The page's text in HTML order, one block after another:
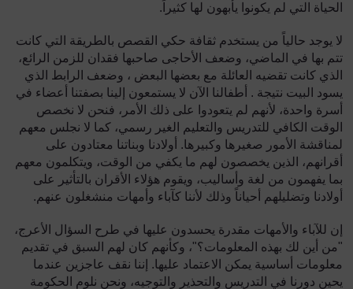
الحياة التي لم يكونوا يأبهون لها كثيراً.
لا يوجد حالياً من يستخدم ثقافة حكي القصص بالطريقة التي كانت
تتم بها في الماضي، وضعف الأحاجى صاحبها فقدان للزمن الرائع،
الذي كانت تقضيه العائلة مع بعضها البعض ، وضعف الرابط الذي
يسود البيت نتيجة . أطفالنا الآن لا يستمعون إلينا بصفتنا أعضاء في
أسرة واحدة، لأنهم لم يتعودوا على ذلك الأمر، فنحن لا نخصص
الوقت الكافي للتدريس والتعليم الغير رسمي، كما لا نجلس معهم
لمناقشة الأمور صغيرها وكبيرها. أولادنا وبناتنا معتادون على
أقرانهم، الذين يخصصون لهم ما يكفي من الوقت، ويتكلمون معهم
بما يفهمون من لغة وأساليب، ويقوم هؤلاء الأقران بالتأثير على
أولادنا وتضليلهم أحياناً وذلك لأننا كآباء وأمهات منشغلون عنهم.
إن للآباء والأمهات مقدرة يحسدون عليها في طرح السؤال الأعرج،
"من أين لك بهذه المعلومات؟"، وكأنهم كان لهم السبق في تقديم
معلومات أساسية يمكن الاعتماد عليها. إننا نقف عاجزين عندما
يحين دورنا في التدريس والتحذير والتوجيه، ونحن نلوم الحكومة